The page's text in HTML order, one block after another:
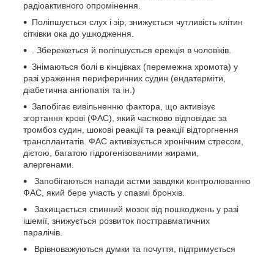
радіоактивного опромінення.
Поліпшується слух і зір, знижується чутливість клітин
сітківки ока до ушкодження.
. Збережеться й поліпшується ерекція в чоловіків.
Знімаються болі в кінцівках (перемежна хромота) у
разі ураження периферичних судин (ендатерміти,
діабетична ангіопатія та ін.)
Запобігає вивільненню фактора, що активізує
згортання крові (ФАС), який частково відповідає за
тромбоз судин, шокові реакції та реакції відторгнення
трансплантатів. ФАС активізується хронічним стресом,
дієтою, багатою гідрогенізованими жирами,
алергенами.
Запобігаються напади астми завдяки контролюванню
ФАС, який бере участь у спазмі бронхів.
Захищається спинний мозок від пошкоджень у разі
ішемії, знижується розвиток посттравматичних
паралічів.
Врівноважуються думки та почуття, підтримується